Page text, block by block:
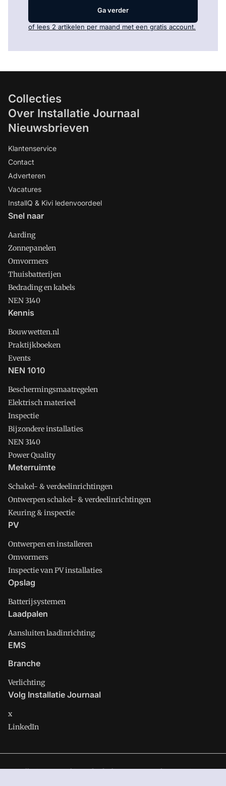
Ga verder
of lees 2 artikelen per maand met een gratis account.
Collecties
Over Installatie Journaal
Nieuwsbrieven
Klantenservice
Contact
Adverteren
Vacatures
InstallQ & Kivi ledenvoordeel
Snel naar
Aarding
Zonnepanelen
Omvormers
Thuisbatterijen
Bedrading en kabels
NEN 3140
Kennis
Bouwwetten.nl
Praktijkboeken
Events
NEN 1010
Beschermingsmaatregelen
Elektrisch materieel
Inspectie
Bijzondere installaties
NEN 3140
Power Quality
Meterruimte
Schakel- & verdeelinrichtingen
Ontwerpen schakel- & verdeelinrichtingen
Keuring & inspectie
PV
Ontwerpen en installeren
Omvormers
Inspectie van PV installaties
Opslag
Batterijsystemen
Laadpalen
Aansluiten laadinrichting
EMS
Branche
Verlichting
Volg Installatie Journaal
x
LinkedIn
Installatie Journaal is onderdeel van VMN media. Lees inons